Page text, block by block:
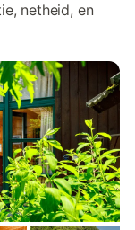
netheid, en